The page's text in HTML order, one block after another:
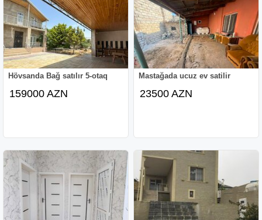
Hövsanda Bağ satılır 5-otaq
159000 AZN
Mastağada ucuz ev satilir
23500 AZN